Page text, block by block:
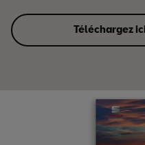
Téléchargez